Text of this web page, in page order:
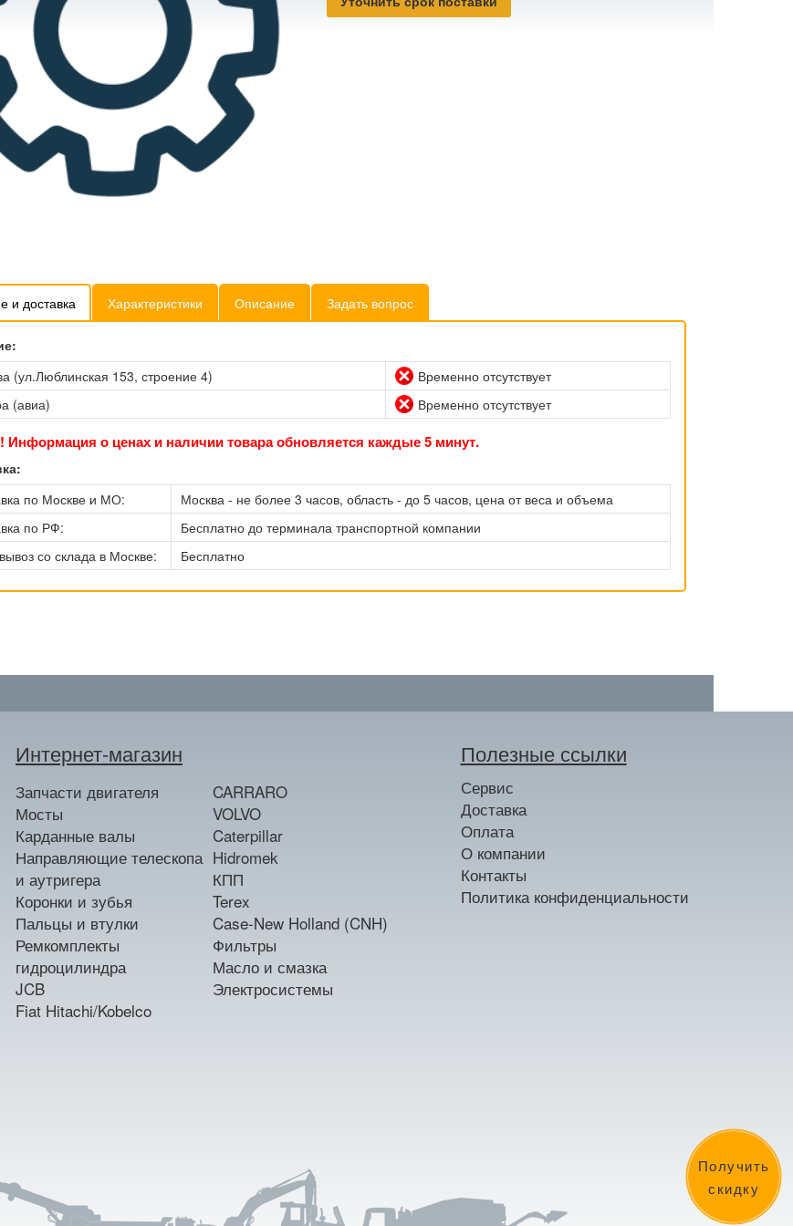
Получить
скидку
и доставка Характеристики Описание Задать вопрос
(ул.Люблинская 153, строение 4)
Временно отсутствует
(авиа)
Временно отсутствует
Информация о ценах и наличии товара обновляется каждые 5 минут.
по Москве и МО:
Москва - не более 3 часов, область - до 5 часов, цена от веса и объема
по РФ:
Бесплатно до терминала транспортной компании
со склада в Москве:
Бесплатно
Интернет-магазин
Запчасти двигателя
Мосты
Карданные валы
Направляющие телескопа
и аутригера
Коронки и зубья
Пальцы и втулки
Ремкомплекты
гидроцилиндра
JCB
Fiat Hitachi/Kobelco
CARRARO
VOLVO
Caterpillar
Hidromek
КПП
Terex
Case-New Holland (CNH)
Фильтры
Масло и смазка
Электросистемы
Полезные ссылки
Сервис
Доставка
Оплата
О компании
Контакты
Политика конфиденциальности